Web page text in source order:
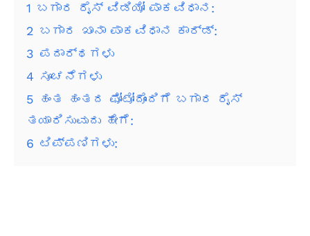
1 ಬಗಾರ ರೈಸ್ ವಿಡಿಯೋ ಪಾಕವಿಧಾನ:
2 ಬಗಾರ ಖಾನಾ ಪಾಕವಿಧಾನ ಕಾರ್ಡ್:
3 ಪದಾರ್ಥಗಳು
4 ಸೂಚನೆಗಳು
5 ಹಂತ ಹಂತದ ಫೋಟೋದೊಂದಿಗೆ ಬಗಾರ ರೈಸ್
ತಯಾರಿಸುವುದು ಹೇಗೆ:
6 ಟಿಪ್ಪಣಿಗಳು: